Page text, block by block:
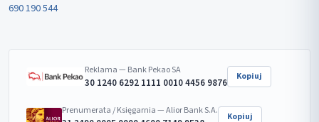
690 190 544
Reklama — Bank Pekao SA
30 1240 6292 1111 0010 4456 9876 Kopiuj
Prenumerata / Księgarnia — Alior Bank S.A.
Kopiuj